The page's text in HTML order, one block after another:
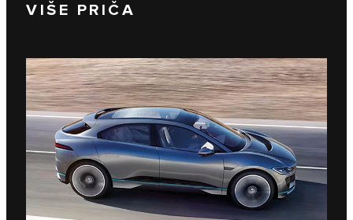
VIŠE PRIČA